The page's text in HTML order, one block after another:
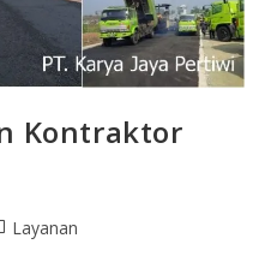
Kontraktor
Layanan